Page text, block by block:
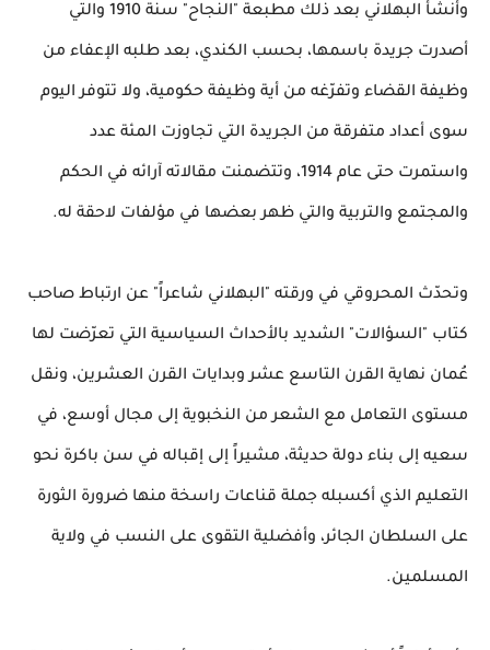
وأنشأ البهلاني بعد ذلك مطبعة "النجاح" سنة 1910 والتي
أصدرت جريدة باسمها، بحسب الكندي، بعد طلبه الإعفاء من
وظيفة القضاء وتفرّغه من أية وظيفة حكومية، ولا تتوفر اليوم
سوى أعداد متفرقة من الجريدة التي تجاوزت المئة عدد
واستمرت حتى عام 1914، وتتضمنت مقالاته آرائه في الحكم
والمجتمع والتربية والتي ظهر بعضها في مؤلفات لاحقة له.
وتحدّث المحروقي في ورقته "البهلاني شاعراً" عن ارتباط صاحب
كتاب "السؤالات" الشديد بالأحداث السياسية التي تعرّضت لها
عُمان نهاية القرن التاسع عشر وبدايات القرن العشرين، ونقل
مستوى التعامل مع الشعر من النخبوية إلى مجال أوسع، في
سعيه إلى بناء دولة حديثة، مشيراً إلى إقباله في سن باكرة نحو
التعليم الذي أكسبله جملة قناعات راسخة منها ضرورة الثورة
على السلطان الجائر، وأفضلية التقوى على النسب في ولاية
المسلمين.